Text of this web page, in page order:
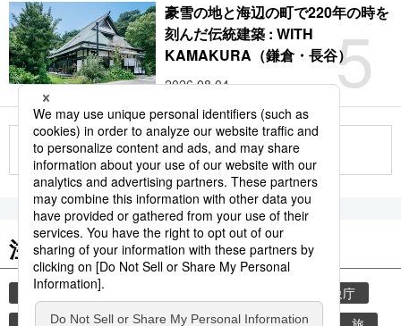
5
豪雪の地と海辺の町で220年の時を
刻んだ伝統建築 : WITH
KAMAKURA（鎌倉・長谷）
2026.08.04
もっと見る
注目のキーワード
共同通信ニュース
気象庁